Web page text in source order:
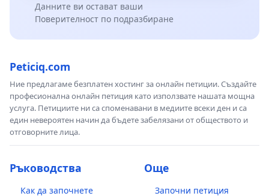
Данните ви остават ваши
Поверителност по подразбиране
Peticiq.com
Ние предлагаме безплатен хостинг за онлайн петиции. Създайте
професионална онлайн петиция като използвате нашата мощна
услуга. Петициите ни са споменавани в медиите всеки ден и са
един невероятен начин да бъдете забелязани от обществото и
отговорните лица.
Ръководства
Как да започнете
Още
Започни петиция